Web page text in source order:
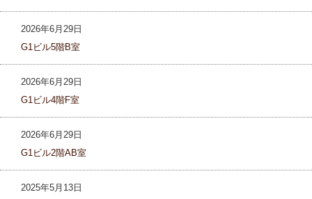
2026年6月29日
G1ビル5階B室
2026年6月29日
G1ビル4階F室
2026年6月29日
G1ビル2階AB室
2025年5月13日